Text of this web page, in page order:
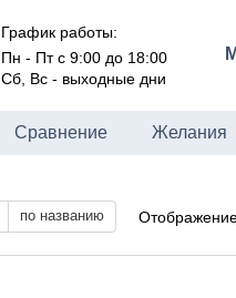
График работы:
Пн - Пт с 9:00 до 18:00
Сб, Вс - выходные дни
Сравнение Желания
по названию